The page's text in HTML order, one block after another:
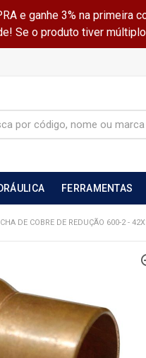
e ganhe 3% na
Se o produto tiver
FERRAMENTAS
DE COBRE DE REDUÇÃO 600-2 -